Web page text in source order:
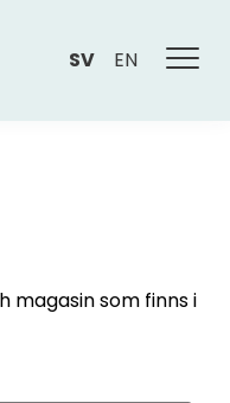
SV EN
magasin som finns i